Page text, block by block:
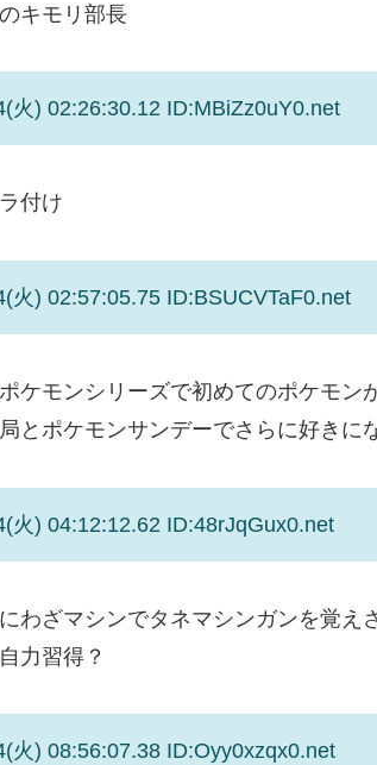
キモリ部長
火) 02:26:30.12 ID:MBiZz0uY0.net
付け
火) 02:57:05.75 ID:BSUCVTaF0.net
ケモンシリーズで初めてのポケモン
とポケモンサンデーでさらに好きに
火) 04:12:12.62 ID:48rJqGux0.net
わざマシンでタネマシンガンを覚え
力習得？
火) 08:56:07.38 ID:Oyy0xzqx0.net